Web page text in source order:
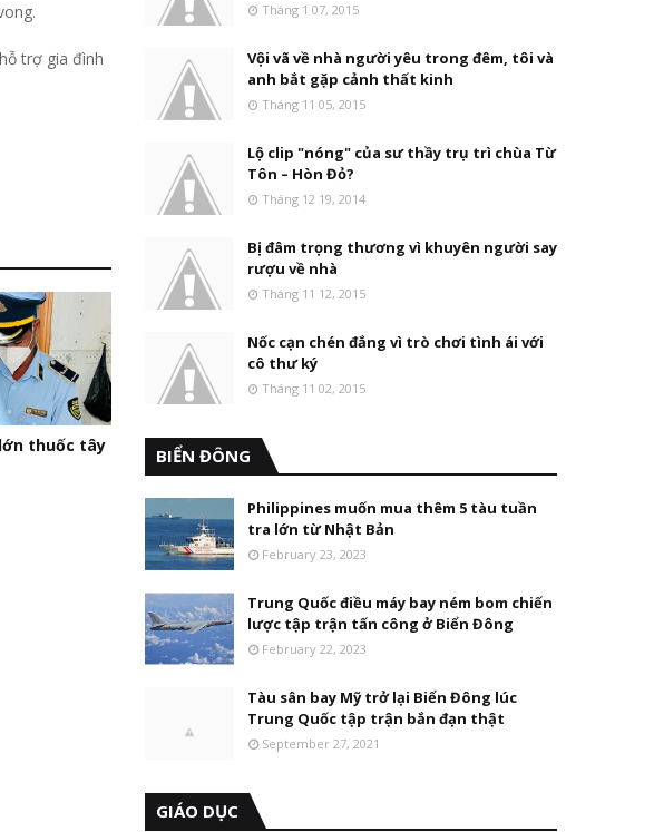
trợ gia đình
thuốc tây
Tháng 1 07, 2015
Vội vã về nhà người yêu trong đêm, tôi và
anh bắt gặp cảnh thất kinh
Tháng 11 05, 2015
Lộ clip "nóng" của sư thầy trụ trì chùa Từ
Tôn – Hòn Đỏ?
Tháng 12 19, 2014
Bị đâm trọng thương vì khuyên người say
rượu về nhà
Tháng 11 12, 2015
Nốc cạn chén đắng vì trò chơi tình ái với
cô thư ký
Tháng 11 02, 2015
BIỂN ĐÔNG
Philippines muốn mua thêm 5 tàu tuần
tra lớn từ Nhật Bản
February 23, 2023
Trung Quốc điều máy bay ném bom chiến
lược tập trận tấn công ở Biển Đông
February 22, 2023
Tàu sân bay Mỹ trở lại Biển Đông lúc
Trung Quốc tập trận bắn đạn thật
September 27, 2021
GIÁO DỤC